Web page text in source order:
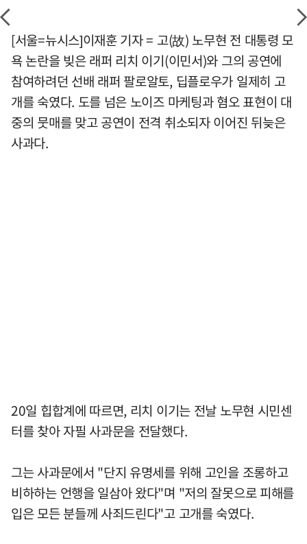
[서울=뉴시스]이재훈 기자 = 고(故) 노무현 전 대통령 모
욕 논란을 빚은 래퍼 리치 이기(이민서)와 그의 공연에
참여하려던 선배 래퍼 팔로알토, 딥플로우가 일제히 고
개를 숙였다. 도를 넘은 노이즈 마케팅과 혐오 표현이 대
중의 뭇매를 맞고 공연이 전격 취소되자 이어진 뒤늦은
사과다.
20일 힙합계에 따르면, 리치 이기는 전날 노무현 시민센
터를 찾아 자필 사과문을 전달했다.
그는 사과문에서 "단지 유명세를 위해 고인을 조롱하고
비하하는 언행을 일삼아 왔다"며 "저의 잘못으로 피해를
입은 모든 분들께 사죄드린다"고 고개를 숙였다.